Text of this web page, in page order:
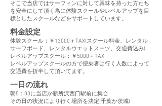
そこで当店ではサーフィンに対して興味を持った方たち
を安全にして頂く為に体験スクールやレベルアップを目
標としたスクールなどをサポートしています。
料金設定
体験スクール：￥13000＋TAX(スクール料金、レンタル
サーフボード、レンタルウエットスーツ、交通費込み)
レベルアップスクール：￥5000＋TAX
​レベルアップスクールの方で便乗者は行く人数によって
交通費を折半して頂いてます。
一日の流れ
朝5：00に当店か新所沢西口駅前に集合
その日の状況により行く場所を決定(千葉か茨城)